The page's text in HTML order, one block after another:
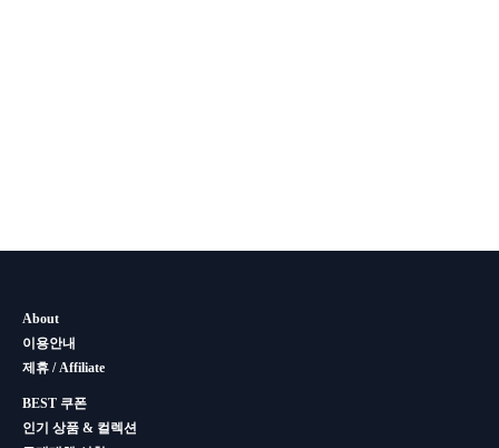
About
이용안내
제휴 / Affiliate
BEST 쿠폰
인기 상품 & 컬렉션